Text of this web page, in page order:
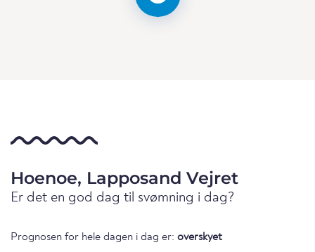
Hoenoe, Lapposand Vejret
Er det en god dag til svømning i dag?
Prognosen for hele dagen i dag er: overskyet